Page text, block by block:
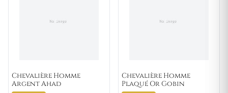
Chevalière Homme
Argent Ahad
Chevalière Homme
Plaqué Or Gobin